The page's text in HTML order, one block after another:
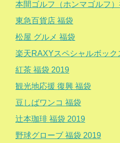
本間ゴルフ（ホンマゴルフ
東急百貨店 福袋
松屋 グルメ 福袋
楽天RAXYスペシャルボック
紅茶 福袋 2019
観光地応援 復興 福袋
豆しばワンコ 福袋
辻本珈琲 福袋 2019
野球グローブ 福袋 2019